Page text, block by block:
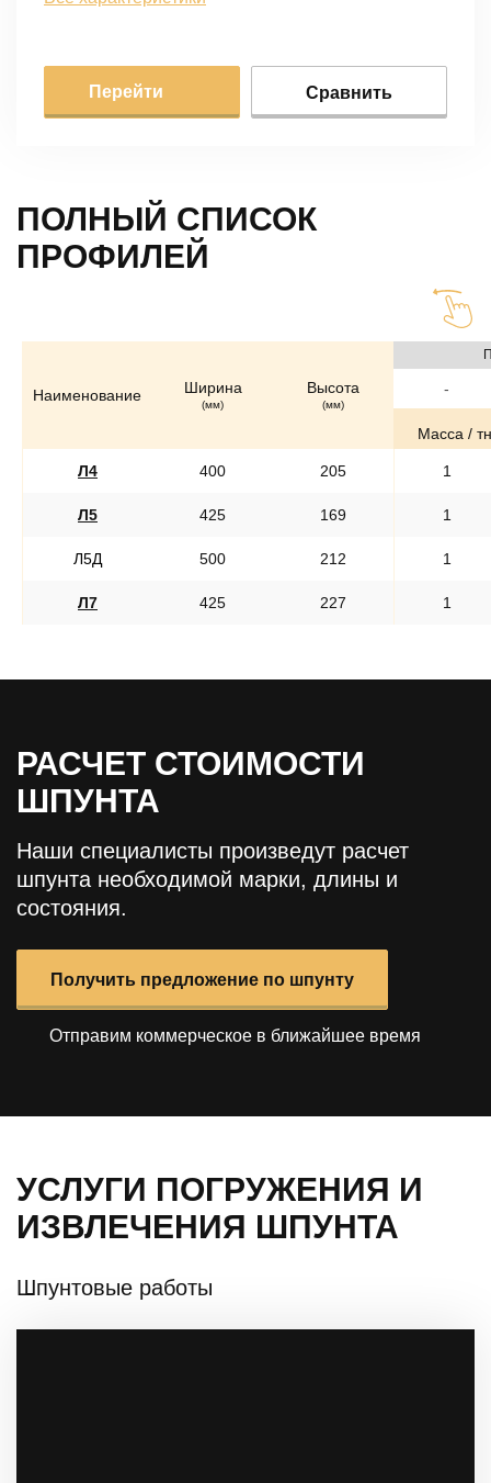
Перейти Сравнить
ПОЛНЫЙ СПИСОК
ПРОФИЛЕЙ
Наименование Ширина
(мм)
Высота
(мм)
Масса / тн
Л4 400 205
Л5 425 169
Л5Д 500 212
Л7 425 227
РАСЧЕТ СТОИМОСТИ
ШПУНТА
Наши специалисты произведут расчет
шпунта необходимой марки, длины и
состояния.
Получить предложение по шпунту
Отправим коммерческое в ближайшее время
УСЛУГИ ПОГРУЖЕНИЯ И
ИЗВЛЕЧЕНИЯ ШПУНТА
Шпунтовые работы